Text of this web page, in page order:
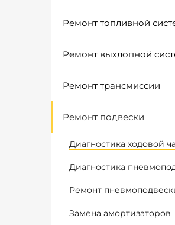
Ремонт топливной
Ремонт выхлопной
Ремонт трансмиссии
Ремонт подвески
Диагностика ходовой
Диагностика
Ремонт
Замена амортизаторов